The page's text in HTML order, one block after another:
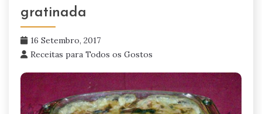
gratinada
16 Setembro, 2017
Receitas para Todos os Gostos